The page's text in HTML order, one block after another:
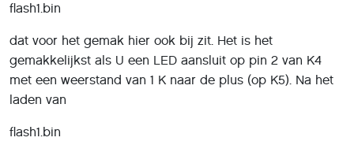
flash1.bin
dat voor het gemak hier ook bij zit. Het is het
gemakkelijkst als U een LED aansluit op pin 2 van K4
met een weerstand van 1 K naar de plus (op K5). Na het
laden van
flash1.bin